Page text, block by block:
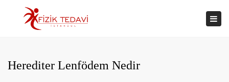
Herediter Lenfödem Nedir